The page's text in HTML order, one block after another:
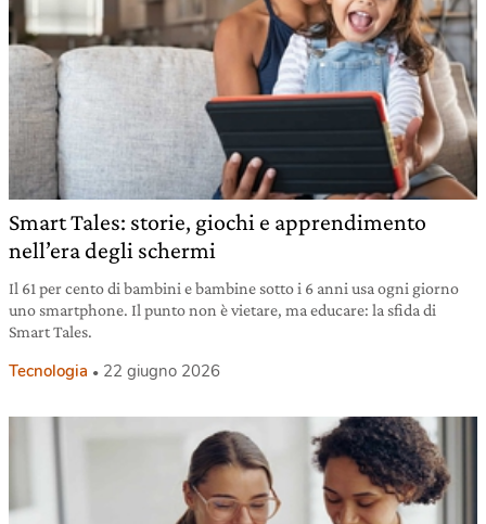
Smart Tales: storie, giochi e apprendimento
nell’era degli schermi
Il 61 per cento di bambini e bambine sotto i 6 anni usa ogni giorno
uno smartphone. Il punto non è vietare, ma educare: la sfida di
Smart Tales.
Tecnologia 22 giugno 2026